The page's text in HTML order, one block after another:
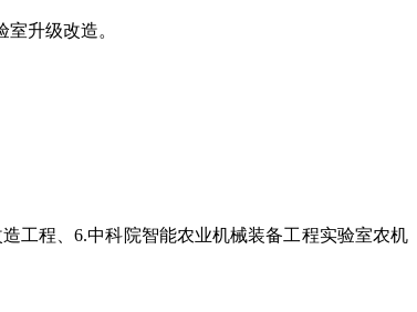
升级改造。
工程、6.中科院智能农业机械装备工程实验室农机